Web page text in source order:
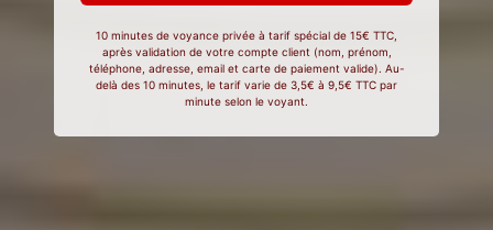
10 minutes de voyance privée à tarif spécial de 15€ TTC,
après validation de votre compte client (nom, prénom,
téléphone, adresse, email et carte de paiement valide). Au-
delà des 10 minutes, le tarif varie de 3,5€ à 9,5€ TTC par
minute selon le voyant.